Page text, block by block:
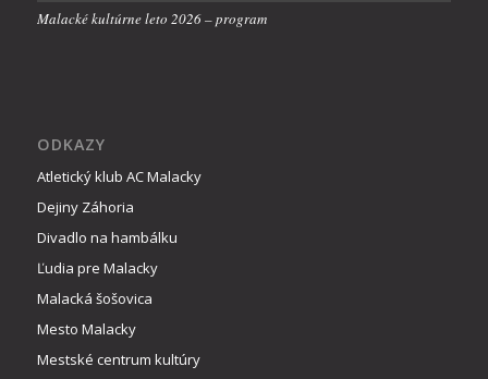
Malacké kultúrne leto 2026 – program
ODKAZY
Atletický klub AC Malacky
Dejiny Záhoria
Divadlo na hambálku
Ľudia pre Malacky
Malacká šošovica
Mesto Malacky
Mestské centrum kultúry